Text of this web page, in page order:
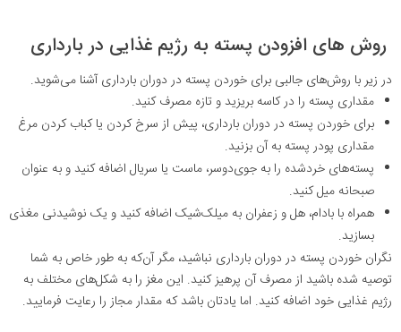
روش های افزودن پسته به رژیم غذایی در بارداری
در زیر با روش‌های جالبی برای خوردن پسته در دوران بارداری آشنا می‌شوید.
مقداری پسته را در کاسه بریزید و تازه مصرف کنید.
برای خوردن پسته در دوران بارداری، پیش از سرخ کردن یا کباب کردن مرغ
مقداری پودر پسته به آن بزنید.
پسته‌های خردشده را به جوی‌دوسر، ماست یا سریال اضافه کنید و به عنوان
صبحانه میل کنید.
همراه با بادام، هل و زعفران به میلک‌شیک اضافه کنید و یک نوشیدنی مغذی
بسازید.
نگران خوردن پسته در دوران بارداری نباشید، مگر آن‌که به طور خاص به شما
توصیه شده باشید از مصرف آن پرهیز کنید. این مغز را به شکل‌های مختلف به
رژیم غذایی خود اضافه کنید. اما یادتان باشد که مقدار مجاز را رعایت فرمایید.